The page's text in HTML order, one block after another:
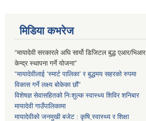
मिडिया कभरेज
“मायादेवी सरकारले अघि सार्यो डिजिटल बुद्ध एआर/भिआर
केन्द्र स्थापना गर्ने योजना”
“मायादेवीलाई ‘स्मार्ट पालिका’ र बुद्धमय सहरको रुपमा
विकास गर्ने लक्ष्य बोकेका छौं”
विशेषज्ञ सेवासहितको निःशुल्क स्वास्थ्य शिविर शनिबार
मायादेवी गाउँपालिकामा
मायादेवीको जनमुखी बजेट : कृषि,स्वास्थ्य र शिक्षा